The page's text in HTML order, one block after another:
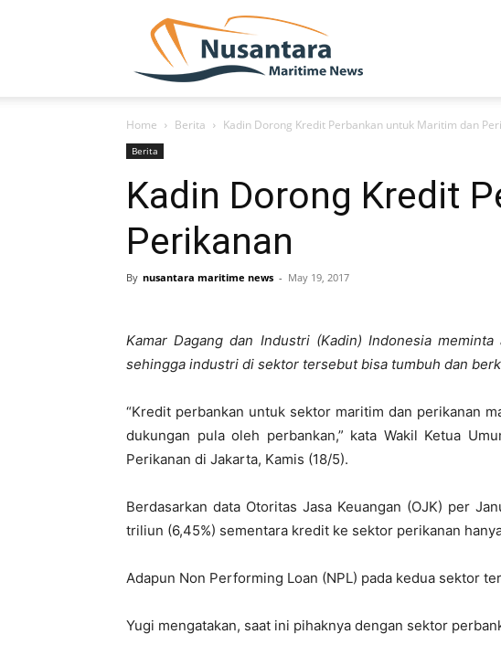
Home Berita Kadin Dorong Kredit Perbankan untuk Maritim dan
Berita
Kadin Dorong Kredit
Perikanan
By nusantara maritime news - May 19, 2017
Kamar Dagang dan Industri (Kadin) Indonesia
sehingga industri di sektor tersebut bisa tumbuh dan
“Kredit perbankan untuk sektor maritim dan perikanan
dukungan pula oleh perbankan,” kata Wakil Ketua
Perikanan di Jakarta, Kamis (18/5).
Berdasarkan data Otoritas Jasa Keuangan (OJK) per
triliun (6,45%) sementara kredit ke sektor perikanan
Adapun Non Performing Loan (NPL) pada kedua sektor
Yugi mengatakan, saat ini pihaknya dengan sektor